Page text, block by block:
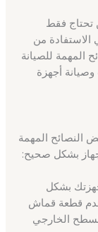
تحتاج فقط
الاستفادة من
المهمة للصيانة
أجهزة
النصائح المهمة
بشكل صحيح:
بشكل
قطعة قماش
الخارجي